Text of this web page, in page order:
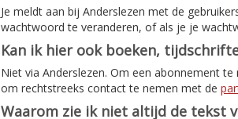
Je meldt aan bij Anderslezen met de
wachtwoord te veranderen, of als je je
Kan ik hier ook boeken,
Niet via Anderslezen. Om een abonnement
om rechtstreeks contact te nemen met de
Waarom zie ik niet altijd de tekst